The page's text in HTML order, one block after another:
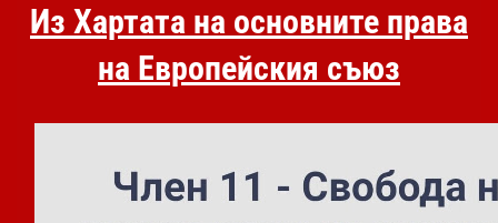
Из Хартата на основните права
на Европейския съюз